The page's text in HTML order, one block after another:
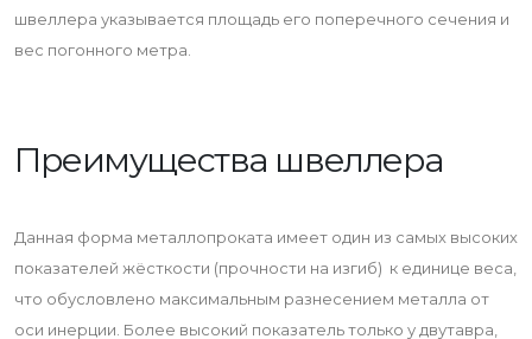
швеллера указывается площадь его поперечного сечения и
вес погонного метра.
Преимущества швеллера
Данная форма металлопроката имеет один из самых высоких
показателей жёсткости (прочности на изгиб) к единице веса,
что обусловлено максимальным разнесением металла от
оси инерции. Более высокий показатель только у двутавра,